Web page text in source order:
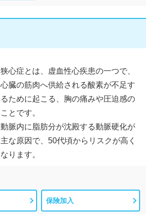
狭心症とは、虚血性心疾患の一つで、
心臓の筋肉へ供給される酸素が不足す
るために起こる、胸の痛みや圧迫感の
ことです。
動脈内に脂肪分が沈殿する動脈硬化が
主な原因で、50代頃からリスクが高く
なります。
保険加入